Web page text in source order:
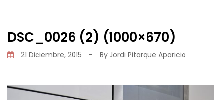
DSC_0026 (2) (1000×670)
21 Diciembre, 2015 - By Jordi Pitarque Aparicio